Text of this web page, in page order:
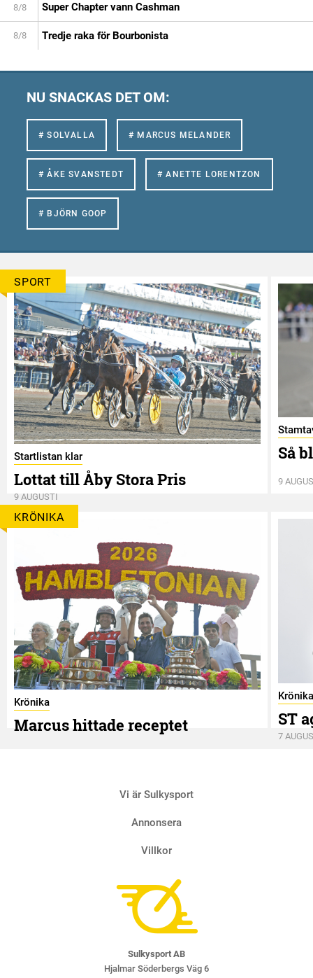
8/8 Super Chapter vann Cashman
8/8 Tredje raka för Bourbonista
NU SNACKAS DET OM:
# SOLVALLA # MARCUS MELANDER
# ÅKE SVANSTEDT # ANETTE LORENTZON
# BJÖRN GOOP
SPORT
Startlistan klar
Lottat till Åby Stora Pris
9 AUGUSTI
Så
9
KRÖNIKA
Krönika
Marcus hittade receptet
Krönika
ST
7
Vi är Sulkysport
Annonsera
Villkor
Sulkysport AB
Hjalmar Söderbergs Väg 6